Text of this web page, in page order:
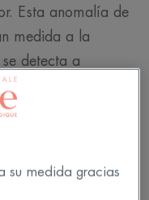
Esta anomalía de
medida a la
detecta a
benigno. La
se lleva a cabo
extendido por
su medida gracias